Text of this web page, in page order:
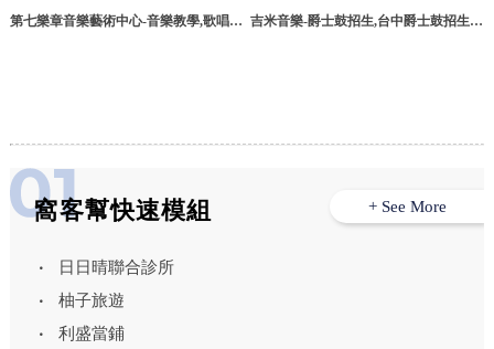
第七樂章音樂藝術中心-音樂教學,歌唱教 吉米音樂-爵士鼓招生,台中爵士鼓招生,
窩客幫快速模組
日日晴聯合診所
柚子旅遊
利盛當鋪
+ See More